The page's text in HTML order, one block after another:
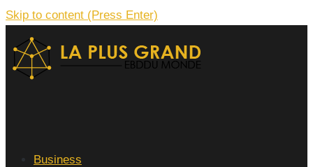
Skip to content (Press Enter)
Business